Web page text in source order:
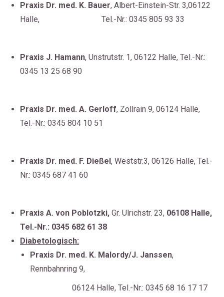
Praxis Dr. med. K. Bauer, Albert-Einstein-Str. 3,06122
Halle, Tel.-Nr.: 0345 805 93 33
Praxis J. Hamann, Unstrutstr. 1, 06122 Halle, Tel.-Nr.:
0345 13 25 68 90
Praxis Dr. med. A. Gerloff, Zollrain 9, 06124 Halle,
Tel.-Nr.: 0345 804 10 51
Praxis Dr. med. F. Dießel, Weststr.3, 06126 Halle, Tel.-
Nr.: 0345 687 41 60
Praxis A. von Poblotzki, Gr. Ulrichstr. 23, 06108 Halle,
Tel.-Nr.: 0345 682 61 38
Diabetologisch:
Praxis Dr. med. K. Malordy/J. Janssen,
Rennbahnring 9,
06124 Halle, Tel.-Nr.: 0345 68 16 17 17